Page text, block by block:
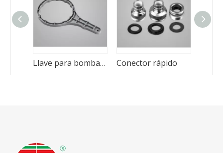
Llave para bomba sin tubo Conector rápido